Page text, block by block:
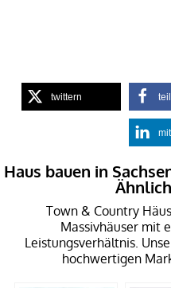
twittern
Haus bauen in
Town & Country
Massivhäuser mit
Leistungsverhältnis.
hochwertigen